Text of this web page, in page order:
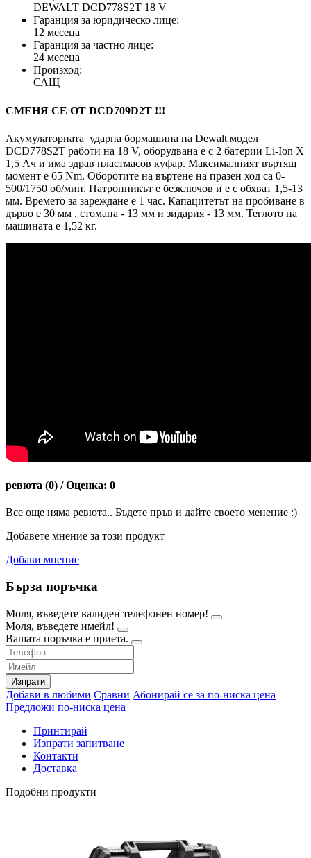
DEWALT DCD778S2T 18 V
Гаранция за юридическо лице:
12 месеца
Гаранция за частно лице:
24 месеца
Произход:
САЩ
СМЕНЯ СЕ ОТ DCD709D2T !!!
Акумулаторната ударна бормашина на Dewalt модел
DCD778S2T работи на 18 V, оборудвана е с 2 батерии Li-Ion X
1,5 Ач и има здрав пластмасов куфар. Максималният въртящ
момент е 65 Nm. Оборотите на въртене на празен ход са 0-
500/1750 об/мин. Патронникът е безключов и е с обхват 1,5-13
мм. Времето за зареждане е 1 час. Капацитетът на пробиване в
дърво е 30 мм , стомана - 13 мм и зидария - 13 мм. Теглото на
машината е 1,52 кг.
ревюта (0) / Оценка: 0
Все още няма ревюта.. Бъдете пръв и дайте своето менение :)
Добавете мнение за този продукт
Добави мнение
Бърза поръчка
Моля, въведете валиден телефонен номер!
Моля, въведете имейл!
Вашата поръчка е приета.
Изпрати
Добави в любими Сравни Абонирай се за по-ниска цена
Предложи по-ниска цена
Принтирай
Изпрати запитване
Контакти
Доставка
Подобни продукти